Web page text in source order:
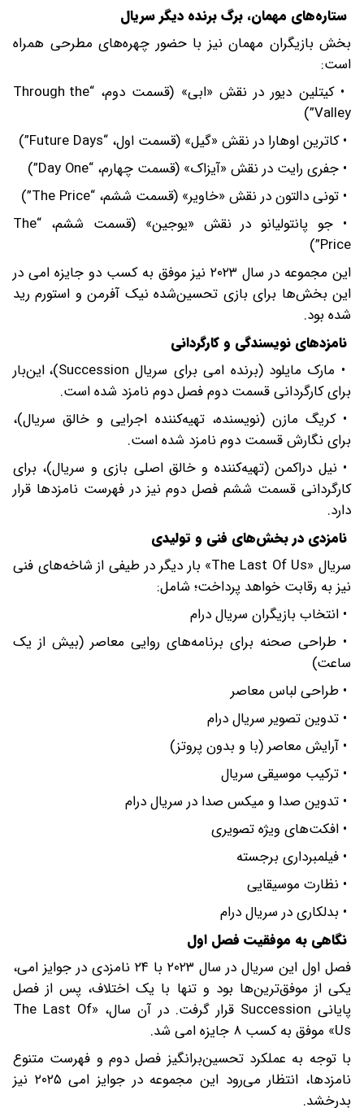
ستاره‌های مهمان، برگ برنده دیگر سریال
بخش بازیگران مهمان نیز با حضور چهره‌های مطرحی همراه
است:
• کیتلین دیور در نقش «ابی» (قسمت دوم، “Through the
Valley”)
• کاترین اوهارا در نقش «گیل» (قسمت اول، “Future Days”)
• جفری رایت در نقش «آیزاک» (قسمت چهارم، “Day One”)
• تونی دالتون در نقش «خاویر» (قسمت ششم، “The Price”)
• جو پانتولیانو در نقش «یوجین» (قسمت ششم، “The
Price”)
این مجموعه در سال ۲۰۲۳ نیز موفق به کسب دو جایزه امی در
این بخش‌ها برای بازی تحسین‌شده نیک آفرمن و استورم رید
شده بود.
نامزدهای نویسندگی و کارگردانی
• مارک مایلود (برنده امی برای سریال Succession)، این‌بار
برای کارگردانی قسمت دوم فصل دوم نامزد شده است.
• کریگ مازن (نویسنده، تهیه‌کننده اجرایی و خالق سریال)،
برای نگارش قسمت دوم نامزد شده است.
• نیل دراکمن (تهیه‌کننده و خالق اصلی بازی و سریال)، برای
کارگردانی قسمت ششم فصل دوم نیز در فهرست نامزدها قرار
دارد.
نامزدی در بخش‌های فنی و تولیدی
سریال «The Last Of Us» بار دیگر در طیفی از شاخه‌های فنی
نیز به رقابت خواهد پرداخت؛ شامل:
• انتخاب بازیگران سریال درام
• طراحی صحنه برای برنامه‌های روایی معاصر (بیش از یک
ساعت)
• طراحی لباس معاصر
• تدوین تصویر سریال درام
• آرایش معاصر (با و بدون پروتز)
• ترکیب موسیقی سریال
• تدوین صدا و میکس صدا در سریال درام
• افکت‌های ویژه تصویری
• فیلمبرداری برجسته
• نظارت موسیقایی
• بدلکاری در سریال درام
نگاهی به موفقیت فصل اول
فصل اول این سریال در سال ۲۰۲۳ با ۲۴ نامزدی در جوایز امی،
یکی از موفق‌ترین‌ها بود و تنها با یک اختلاف، پس از فصل
پایانی Succession قرار گرفت. در آن سال، «The Last Of
Us» موفق به کسب ۸ جایزه امی شد.
با توجه به عملکرد تحسین‌برانگیز فصل دوم و فهرست متنوع
نامزدها، انتظار می‌رود این مجموعه در جوایز امی ۲۰۲۵ نیز
بدرخشد.